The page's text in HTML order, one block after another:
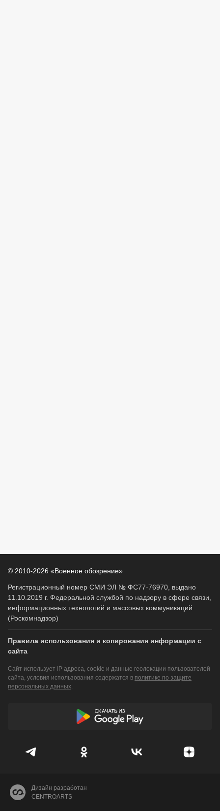
© 2010-2026 «Военное обозрение»
Регистрационный номер СМИ ЭЛ № ФС77-76970, выдано
11.10.2019 г. Федеральной службой по надзору в сфере связи,
информационных технологий и массовых коммуникаций
(Роскомнадзор)
Правила использования и копирования информации с
сайта
Сайт использует IP адреса, cookie и данные геолокации пользователей
сайта, условия использования содержатся в политике по защите
персональных данных.
Дизайн разработан
CENTROARTS